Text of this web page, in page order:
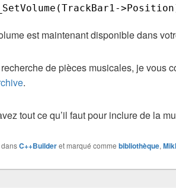
est maintenant disponible dans
de pièces musicales, je vous
.
tout ce qu’il faut pour inclure de la
C++Builderet marqué comme bibliothèque,